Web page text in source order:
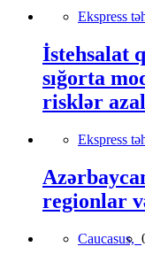
Ekspress
İstehsalat
sığorta
risklər
Ekspress
regionlar
Caucasus,